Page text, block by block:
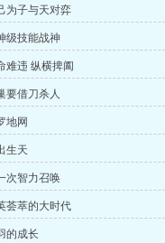
为子与天对弈
级技能战神
难违 纵横捭阖
要借刀杀人
地网
生天
次智力召唤
荟萃的大时代
的成长